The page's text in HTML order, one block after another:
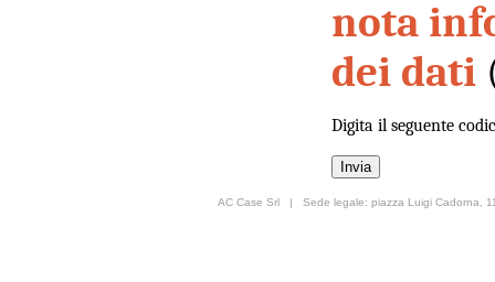
nota
dei dati
Digita il seguente
AC Case Srl | Sede legale: piazza Luigi